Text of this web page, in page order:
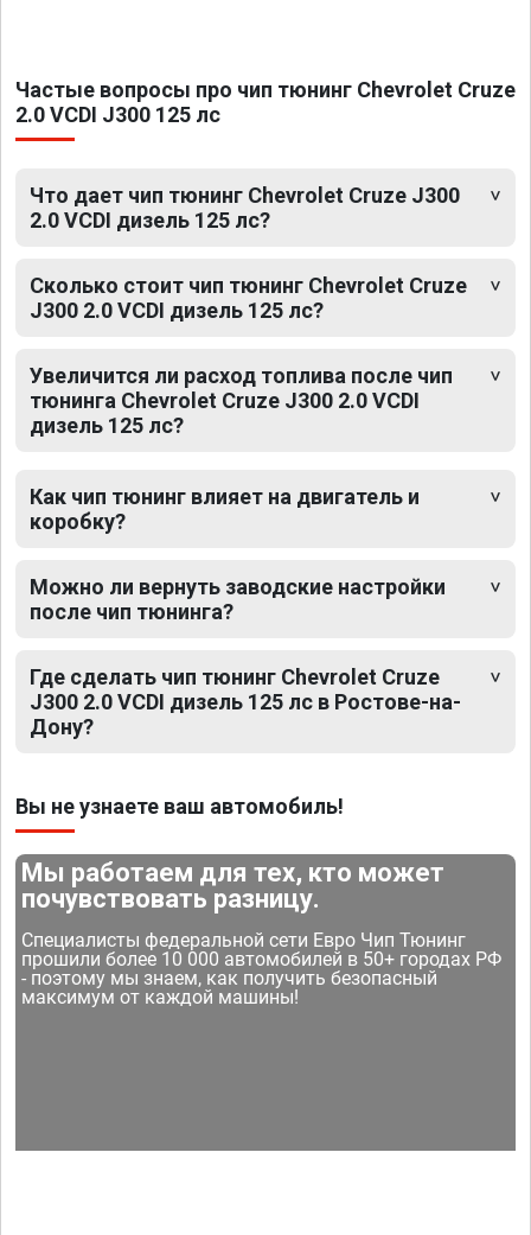
Частые вопросы про чип тюнинг Chevrolet Cruze
2.0 VCDI J300 125 лс
Что дает чип тюнинг Chevrolet Cruze J300
2.0 VCDI дизель 125 лс?
Сколько стоит чип тюнинг Chevrolet Cruze
J300 2.0 VCDI дизель 125 лс?
Увеличится ли расход топлива после чип
тюнинга Chevrolet Cruze J300 2.0 VCDI
дизель 125 лс?
Как чип тюнинг влияет на двигатель и
коробку?
Можно ли вернуть заводские настройки
после чип тюнинга?
Где сделать чип тюнинг Chevrolet Cruze
J300 2.0 VCDI дизель 125 лс в Ростове-на-
Дону?
Вы не узнаете ваш автомобиль!
Мы работаем для тех, кто может
почувствовать разницу.
Специалисты федеральной сети Евро Чип Тюнинг
прошили более 10 000 автомобилей в 50+ городах РФ
- поэтому мы знаем, как получить безопасный
максимум от каждой машины!